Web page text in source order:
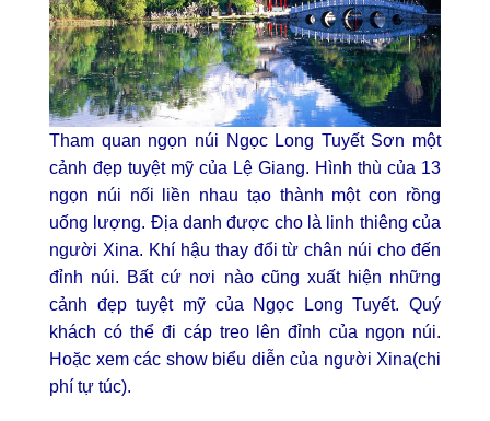
Tham quan ngọn núi Ngọc Long Tuyết Sơn một
cảnh đẹp tuyệt mỹ của Lệ Giang. Hình thù của 13
ngọn núi nối liền nhau tạo thành một con rồng
uống lượng. Địa danh được cho là linh thiêng của
người Xina. Khí hậu thay đổi từ chân núi cho đến
đỉnh núi. Bất cứ nơi nào cũng xuất hiện những
cảnh đẹp tuyệt mỹ của Ngọc Long Tuyết. Quý
khách có thể đi cáp treo lên đỉnh của ngọn núi.
Hoặc xem các show biểu diễn của người Xina(chi
phí tự túc).